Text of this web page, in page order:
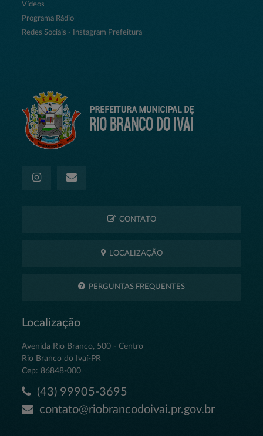
Vídeos
Programa Rádio
Redes Sociais - Instagram Prefeitura
CONTATO
LOCALIZAÇÃO
PERGUNTAS FREQUENTES
Localização
Avenida Rio Branco, 500 - Centro
Rio Branco do Ivaí-PR
Cep: 86848-000
(43) 99905-3695
contato@riobrancodoivai.pr.gov.br